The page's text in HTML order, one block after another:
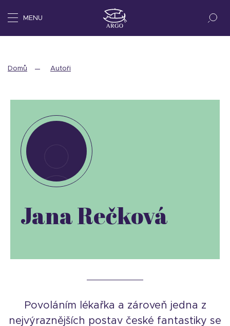
MENU
Domů Autoři
Jana Rečková
Povoláním lékařka a zároveň jedna z
nejvýraznějších postav české fantastiky se